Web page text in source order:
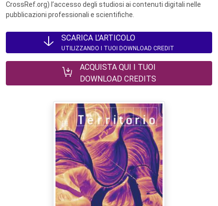
CrossRef.org) l’accesso degli studiosi ai contenuti digitali nelle
pubblicazioni professionali e scientifiche.
SCARICA L'ARTICOLO
UTILIZZANDO I TUOI DOWNLOAD CREDIT
ACQUISTA QUI I TUOI
DOWNLOAD CREDITS